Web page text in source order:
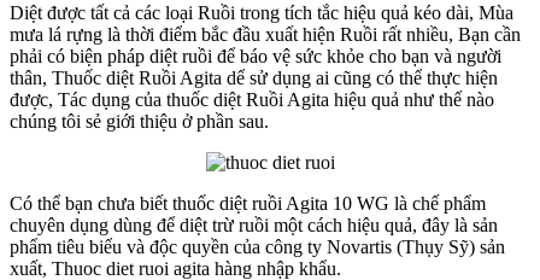
Diệt được tất cả các loại Ruồi trong tích tắc hiệu quả kéo dài, Mùa
mưa lá rựng là thời điểm bắc đầu xuất hiện Ruồi rất nhiều, Bạn cần
phải có biện pháp diệt ruồi để báo vệ sức khỏe cho bạn và người
thân, Thuốc diệt Ruồi Agita dể sử dụng ai cũng có thể thực hiện
được, Tác dụng của thuốc diệt Ruồi Agita hiệu quả như thế nào
chúng tôi sẻ giới thiệu ở phần sau.
Có thể bạn chưa biết thuốc diệt ruồi Agita 10 WG là chế phẩm
chuyên dụng dùng để diệt trừ ruồi một cách hiệu quả, đây là sản
phẩm tiêu biểu và độc quyền của công ty Novartis (Thụy Sỹ) sản
xuất, Thuoc diet ruoi agita hàng nhập khẩu.